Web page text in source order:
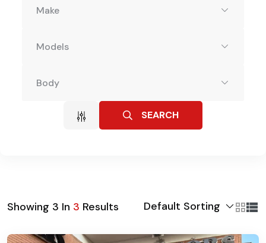
Make
Models
Body
SEARCH
Showing 3 In 3 Results Default Sorting